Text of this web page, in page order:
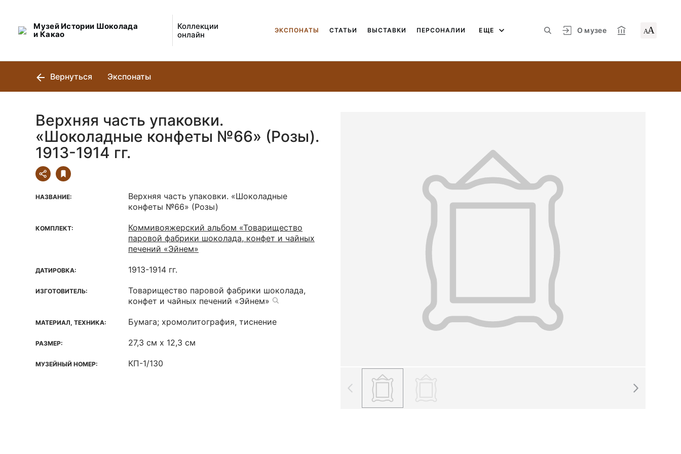
Музей Истории Шоколада
и Какао
Коллекции
онлайн
О музее АА
ЭКСПОНАТЫ СТАТЬИ ВЫСТАВКИ ПЕРСОНАЛИИ ЕЩЕ
Вернуться Экспонаты
Верхняя часть упаковки.
«Шоколадные конфеты №66» (Розы).
1913-1914 гг.
НАЗВАНИЕ:
Верхняя часть упаковки. «Шоколадные
конфеты №66» (Розы)
КОМПЛЕКТ:
Коммивояжерский альбом «Товарищество
паровой фабрики шоколада, конфет и чайных
печений «Эйнем»
ДАТИРОВКА: 1913-1914 гг.
ИЗГОТОВИТЕЛЬ:
Товарищество паровой фабрики шоколада,
конфет и чайных печений «Эйнем»
МАТЕРИАЛ, ТЕХНИКА: Бумага; хромолитография, тиснение
РАЗМЕР: 27,3 см х 12,3 см
МУЗЕЙНЫЙ НОМЕР: КП-1/130